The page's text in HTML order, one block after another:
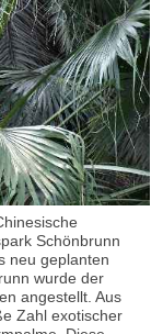
Schönbrunn
neu geplanten
wurde der
angestellt. Aus
Zahl exotischer